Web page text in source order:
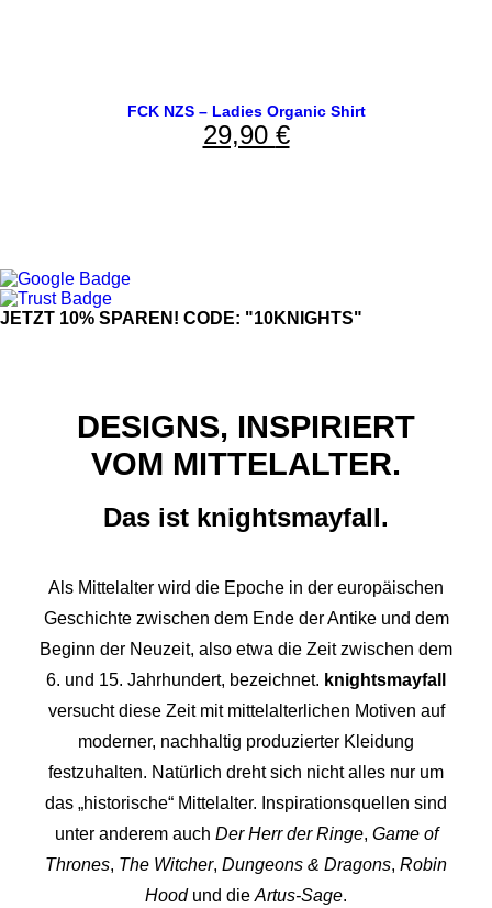
FCK NZS – Ladies Organic Shirt
29,90 €
JETZT 10% SPAREN! CODE: "10KNIGHTS"
DESIGNS, INSPIRIERT
VOM MITTELALTER.
Das ist knightsmayfall.
Als Mittelalter wird die Epoche in der europäischen
Geschichte zwischen dem Ende der Antike und dem
Beginn der Neuzeit, also etwa die Zeit zwischen dem
6. und 15. Jahrhundert, bezeichnet. knightsmayfall
versucht diese Zeit mit mittelalterlichen Motiven auf
moderner, nachhaltig produzierter Kleidung
festzuhalten. Natürlich dreht sich nicht alles nur um
das „historische“ Mittelalter. Inspirationsquellen sind
unter anderem auch Der Herr der Ringe, Game of
Thrones, The Witcher, Dungeons & Dragons, Robin
Hoodund die Artus-Sage.